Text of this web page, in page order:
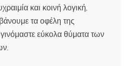
και κοινή λογική,
τα οφέλη της
εύκολα θύματα των